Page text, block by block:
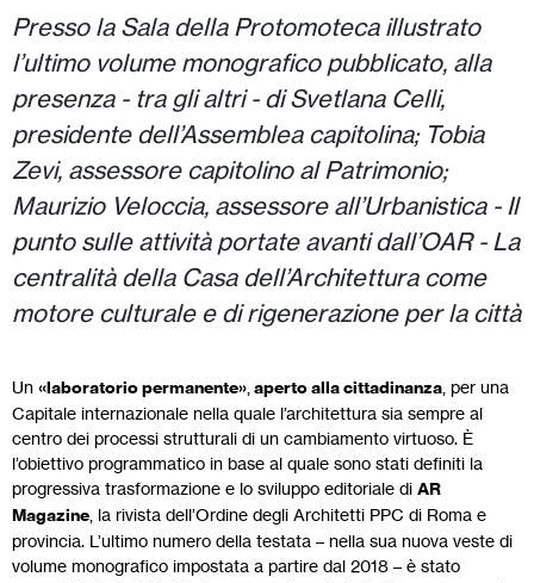
Presso la Sala della Protomoteca illustrato
l’ultimo volume monografico pubblicato, alla
presenza - tra gli altri - di Svetlana Celli,
presidente dell’Assemblea capitolina; Tobia
Zevi, assessore capitolino al Patrimonio;
Maurizio Veloccia, assessore all’Urbanistica - Il
punto sulle attività portate avanti dall’OAR - La
centralità della Casa dell’Architettura come
motore culturale e di rigenerazione per la città
Un «laboratorio permanente» aperto alla cittadinanza , per una
Capitale internazionale nella quale l’architettura sia sempre al
centro dei processi strutturali di un cambiamento virtuoso. È
l’obiettivo programmatico in base al quale sono stati definiti la
progressiva trasformazione e lo sviluppo editoriale di AR
Magazine , la rivista dell’Ordine degli Architetti PPC di Roma e
provincia. L’ultimo numero della testata – nella sua nuova veste di
volume monografico impostata a partire dal 2018 – è stato